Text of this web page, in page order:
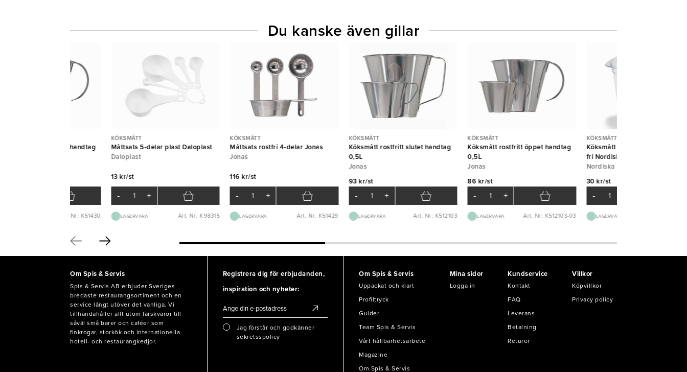
rostfritt öppet handtag
Art. Nr: K51430
KÖKSMÅTT
Måttsats 5-delar plast Daloplast
Daloplast
13 kr/st
- +
LAGERVARA Art. Nr: K98315
KÖKSMÅTT
Måttsats rostfri 4-delar Jonas
Jonas
116 kr/st
- +
LAGERVARA Art. Nr: K51429
KÖKSMÅTT
Köksmått rostfritt slutet handtag
0,5L
Jonas
93 kr/st
- +
LAGERVARA Art. Nr: K512103
KÖKSMÅTT
Köksmått rostfritt öppet handtag
0,5L
Jonas
86 kr/st
- +
LAGERVARA Art. Nr: K512103-03
KÖKSMÅTT
Köksmått plast graderat 1L BPA
fri Nordiska Plast
Nordiska Plast
30 kr/st
-
LAGERVARA
Du kanske även gillar
Om Spis & Servis
Spis & Servis AB erbjuder Sveriges
bredaste restaurangsortiment och en
service långt utöver det vanliga. Vi
tillhandahåller allt utom färskvaror till
såväl små barer och caféer som
finkrogar, storkök och internationella
hotell- och restaurangkedjor.
Registrera dig för erbjudanden,
inspiration och nyheter:
Jag förstår och godkänner
sekretsspolicy
Om Spis & Servis
Uppackat och klart
Profiltryck
Guider
Team Spis & Servis
Vårt hållbarhetsarbete
Magazine
Om Spis & Servis
Mina sidor
Logga in
Kundservice
Kontakt
FAQ
Leverans
Betalning
Returer
Villkor
Köpvillkor
Privacy policy